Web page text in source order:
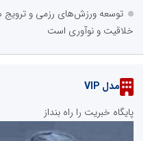
توسعه ورزش‌های رزمی و ترویج
خلاقیت و نوآوری است
مدل VIP
پایگاه خبریت را راه بنداز